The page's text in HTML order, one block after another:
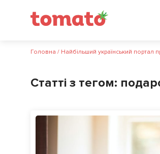
Головна / Найбільший український портал
Статті з тегом: